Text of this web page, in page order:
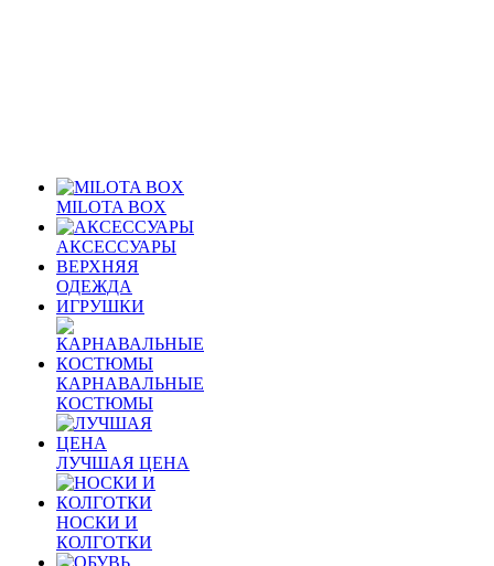
MILOTA BOX
АКСЕССУАРЫ
ВЕРХНЯЯ
ОДЕЖДА
ИГРУШКИ
КАРНАВАЛЬНЫЕ
КОСТЮМЫ
ЛУЧШАЯ ЦЕНА
НОСКИ И
КОЛГОТКИ